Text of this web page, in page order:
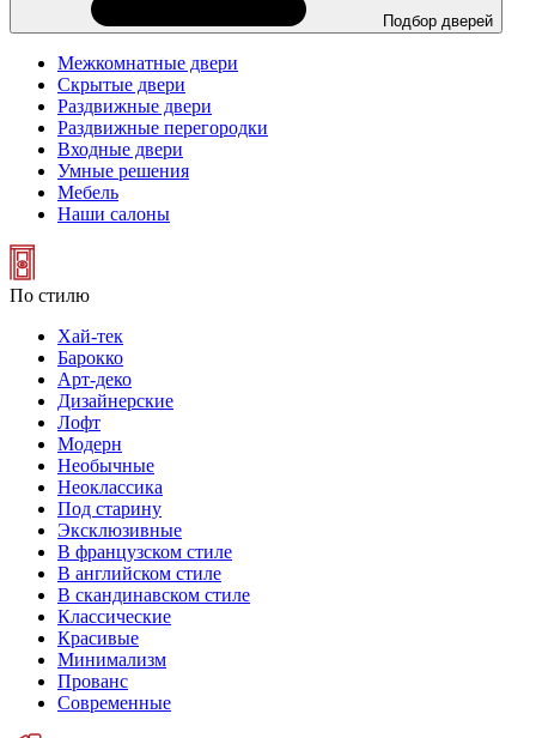
Подбор дверей
Межкомнатные двери
Скрытые двери
Раздвижные двери
Раздвижные перегородки
Входные двери
Умные решения
Мебель
Наши салоны
По стилю
Хай-тек
Барокко
Арт-деко
Дизайнерские
Лофт
Модерн
Необычные
Неоклассика
Под старину
Эксклюзивные
В французском стиле
В английском стиле
В скандинавском стиле
Классические
Красивые
Минимализм
Прованс
Современные